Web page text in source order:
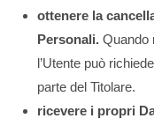
ottenere la
Personali. Quando
l’Utente può
parte del Titolare.
ricevere i propri